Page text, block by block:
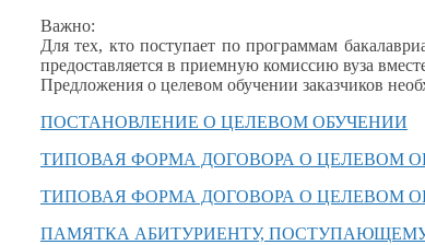
Важно:
Для тех, кто поступает по программам
предоставляется в приемную комиссию вуза
Предложения о целевом обучении заказчиков
ПОСТАНОВЛЕНИЕ О ЦЕЛЕВОМ ОБУЧЕНИИ
ТИПОВАЯ ФОРМА ДОГОВОРА О ЦЕЛЕВОМ
ТИПОВАЯ ФОРМА ДОГОВОРА О ЦЕЛЕВОМ
ПАМЯТКА АБИТУРИЕНТУ,